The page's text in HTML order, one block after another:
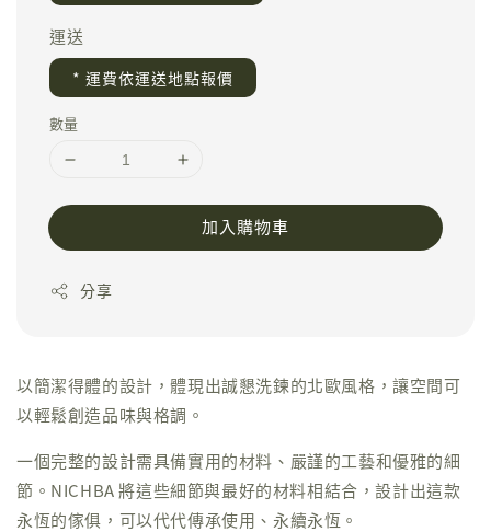
運送
* 運費依運送地點報價
數量
加入購物車
分享
以簡潔得體的設計，體現出誠懇洗鍊的北歐風格，讓空間可
以輕鬆創造品味與格調。
一個完整的設計需具備實用的材料、嚴謹的工藝和優雅的細
節。NICHBA 將這些細節與最好的材料相結合，設計出這款
永恆的傢俱，可以代代傳承使用、永續永恆。